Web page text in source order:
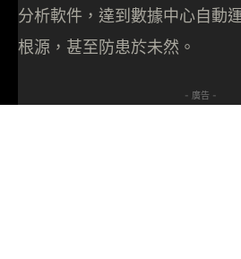
分析軟件，達到數據中心自動
根源，甚至防患於未然。
- 廣告 -